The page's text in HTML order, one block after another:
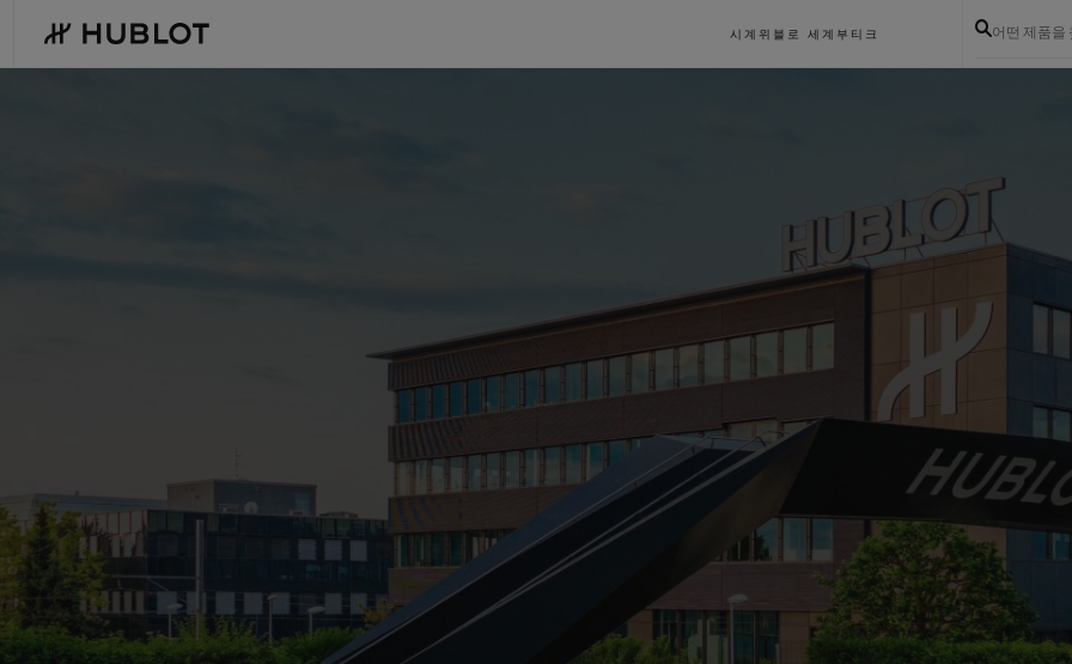
main
content
시계 위블로 세계 부티크 어떤 제품을
썸머 멀티 컬러 세라믹
빅뱅
피치 세라믹
스피릿 오브 빅뱅
에센셜 토프
온라인 익스클루시브
리로
익스클루시브 서비스